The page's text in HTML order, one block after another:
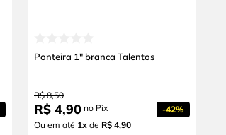
Ponteira 1" branca Talentos
R$ 8,50
R$ 4,90 no Pix -42%
Ou em até 1x de R$ 4,90